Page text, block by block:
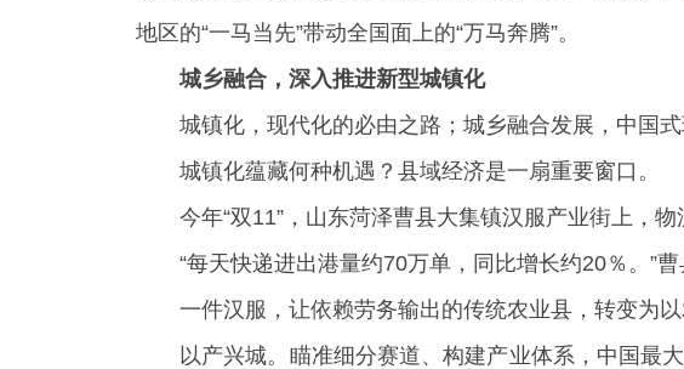
地区的“一马当先”带动全国面上的“万马奔腾”。
城乡融合，深入推进新型城镇化
城镇化，现代化的必由之路；城乡融合发展，中国
城镇化蕴藏何种机遇？县域经济是一扇重要窗口。
今年“双11”，山东菏泽曹县大集镇汉服产业街上，
“每天快递进出港量约70万单，同比增长约20％。”
一件汉服，让依赖劳务输出的传统农业县，转变为
以产兴城。瞄准细分赛道、构建产业体系，中国最